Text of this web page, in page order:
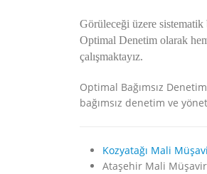
Görüleceği üzere
Optimal Denetim olarak
çalışmaktayız.
Optimal Bağımsız
bağımsız denetim ve
Kozyatağı Mali
Ataşehir Mali Müşavir